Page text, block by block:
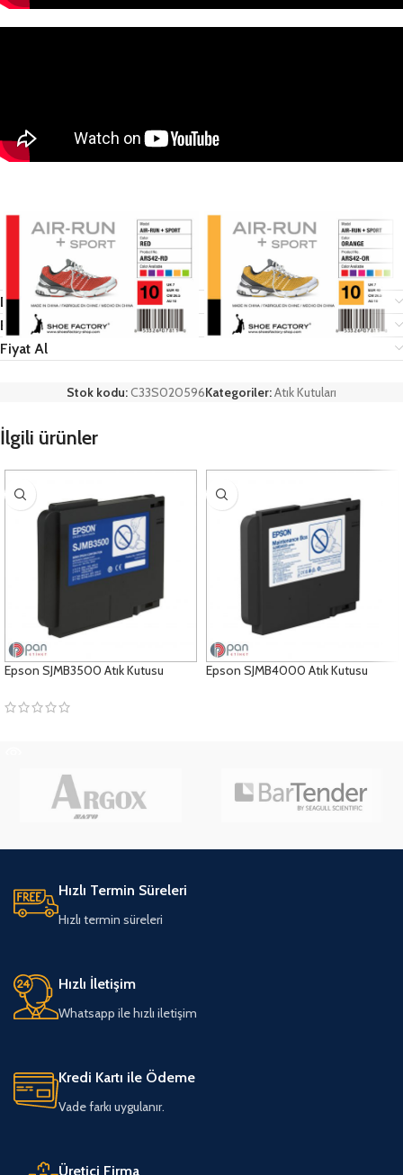
Değerlendirmeler (0)
Epson Hakkında
Fiyat Al
Stok kodu:C33S020596Kategoriler:Atık Kutuları
İlgili ürünler
Epson SJMB3500 Atık Kutusu Epson SJMB4000 Atık Kutusu
Hızlı Termin Süreleri
Hızlı termin süreleri
Hızlı İletişim
Whatsapp ile hızlı iletişim
Kredi Kartı ile Ödeme
Vade farkı uygulanır.
Üretici Firma